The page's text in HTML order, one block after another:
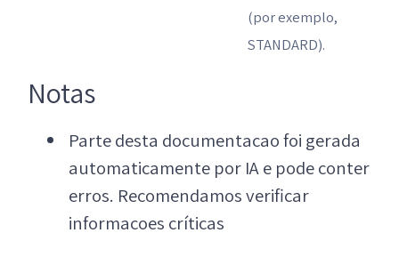
(por exemplo,
STANDARD).
Notas
Parte desta documentacao foi gerada
automaticamente por IA e pode conter
erros. Recomendamos verificar
informacoes críticas